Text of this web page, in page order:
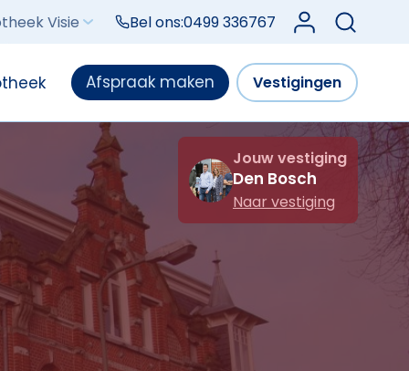
Visie Bel ons:0499 336767 Log in bij Mijn
Afspraak maken Vestigingen
Jouw vestiging
Den Bosch
Naar vestiging